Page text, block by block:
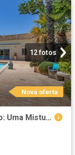
12 fotos
Nova oferta
Fuga pelo Campo em Moncarapacho: Uma Mistura de Privacidade. 0m² Moncarapacho e Fuseta